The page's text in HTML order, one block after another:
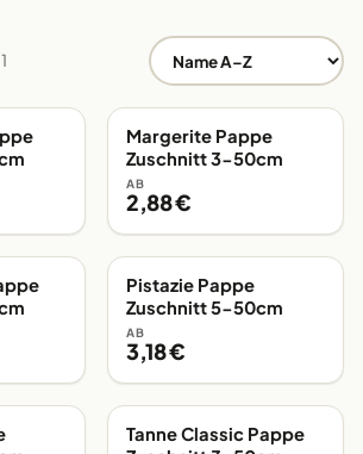
EIGENE FERTIGUNG
Margerite Pappe
Zuschnitt 3-50cm
AB
2,88 €
EIGENE FERTIGUNG
Pistazie Pappe
Zuschnitt 5-50cm
AB
3,18 €
EIGENE FERTIGUNG
Tanne Classic Pappe